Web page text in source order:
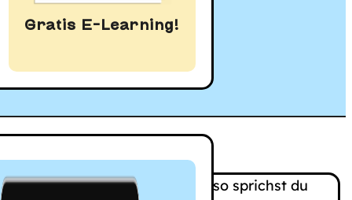
Gratis E-Learning!